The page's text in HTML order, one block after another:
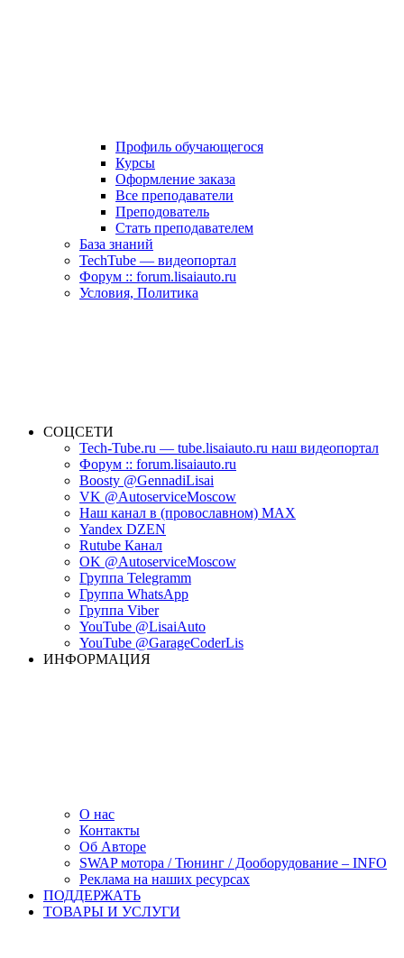
Профиль обучающегося
Курсы
Оформление заказа
Все преподаватели
Преподователь
Стать преподавателем
База знаний
TechTube — видеопортал
Форум :: forum.lisaiauto.ru
Условия, Политика
СОЦСЕТИ
Tech-Tube.ru — tube.lisaiauto.ru наш видеопортал
Форум :: forum.lisaiauto.ru
Boosty @GennadiLisai
VK @AutoserviceMoscow
Наш канал в (провославном) MAX
Yandex DZEN
Rutube Канал
OK @AutoserviceMoscow
Группа Telegramm
Группа WhatsApp
Группа Viber
YouTube @LisaiAuto
YouTube @GarageCoderLis
ИНФОРМАЦИЯ
О нас
Контакты
Об Авторе
SWAP мотора / Тюнинг / Дооборудование – INFO
Реклама на наших ресурсах
ПОДДЕРЖАTЬ
ТОВАРЫ И УСЛУГИ